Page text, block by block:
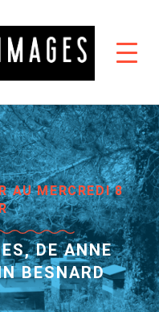
AU MERCREDI 8
DE ANNE
BESNARD